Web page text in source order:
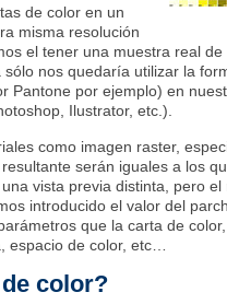
de color en un
misma resolución
el tener una muestra real de
sólo nos quedaría utilizar la
Pantone por ejemplo) en
Ilustrator, etc.).
como imagen raster,
serán iguales a los
vista previa distinta, pero
introducido el valor del
que la carta de
espacio de color, etc…
color?